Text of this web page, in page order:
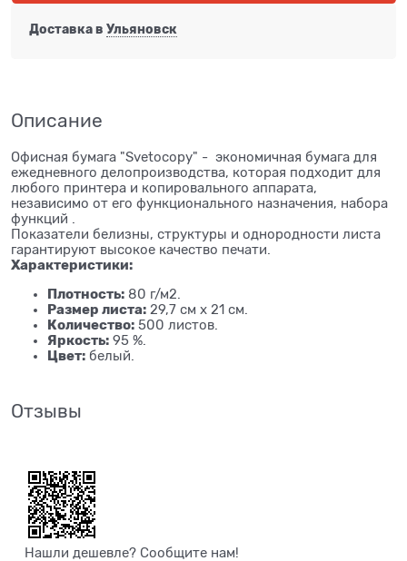
Доставка в Ульяновск
Описание
Офисная бумага "Svetocopy" - экономичная бумага для
ежедневного делопроизводства, которая подходит для
любого принтера и копировального аппарата,
независимо от его функционального назначения, набора
функций .
Показатели белизны, структуры и однородности листа
гарантируют высокое качество печати.
Характеристики:
Плотность: 80 г/м2.
Размер листа: 29,7 см х 21 см.
Количество: 500 листов.
Яркость: 95 %.
Цвет: белый.
Отзывы
Нашли дешевле? Сообщите нам!